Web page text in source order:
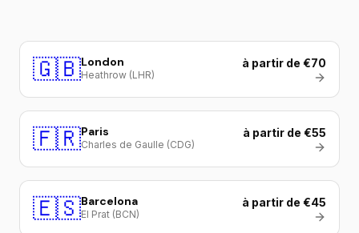
🇬🇧London
Heathrow (LHR)
à partir de €70
🇫🇷Paris
Charles de Gaulle (CDG)
à partir de €55
🇪🇸Barcelona
El Prat (BCN)
à partir de €45